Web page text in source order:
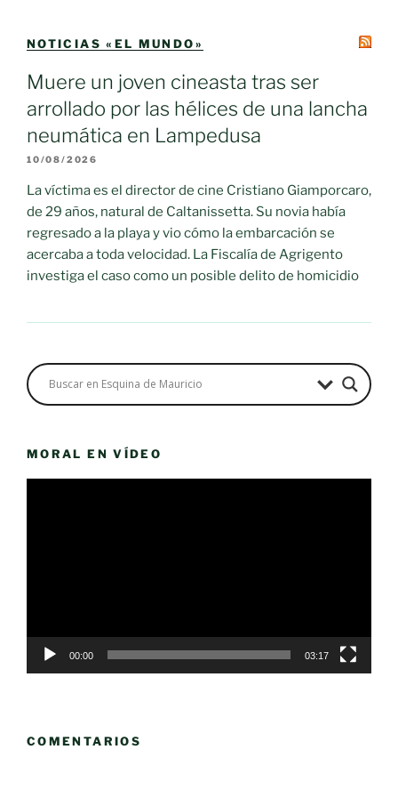
NOTICIAS «EL MUNDO»
Muere un joven cineasta tras ser
arrollado por las hélices de una lancha
neumática en Lampedusa
10/08/2026
La víctima es el director de cine Cristiano Giamporcaro,
de 29 años, natural de Caltanissetta. Su novia había
regresado a la playa y vio cómo la embarcación se
acercaba a toda velocidad. La Fiscalía de Agrigento
investiga el caso como un posible delito de homicidio
MORAL EN VÍDEO
00:00 03:17
COMENTARIOS